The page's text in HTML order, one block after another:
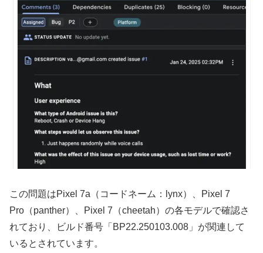
この問題はPixel 7a（コードネーム：lynx）、Pixel 7
Pro（panther）、Pixel 7（cheetah）の各モデルで確認さ
れており、ビルド番号「BP22.250103.008」が関連して
いるとされています。